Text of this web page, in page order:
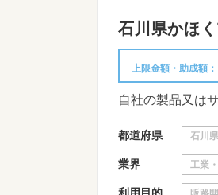
石川県かほ
上限金額・助成額：
都道府県 石川県
業界 工業